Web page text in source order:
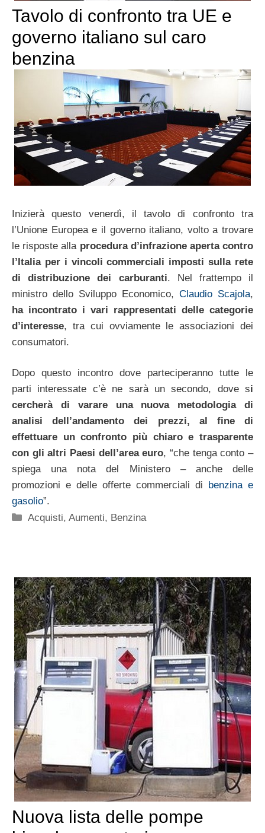
Tavolo di confronto tra UE e
governo italiano sul caro
benzina
Inizierà questo venerdì, il tavolo di confronto tra
l’Unione Europea e il governo italiano, volto a trovare
le risposte alla procedura d’infrazione aperta contro
l’Italia per i vincoli commerciali imposti sulla rete
di distribuzione dei carburanti. Nel frattempo il
ministro dello Sviluppo Economico, Claudio Scajola,
ha incontrato i vari rappresentati delle categorie
d’interesse, tra cui ovviamente le associazioni dei
consumatori.
Dopo questo incontro dove parteciperanno tutte le
parti interessate c’è ne sarà un secondo, dove si
cercherà di varare una nuova metodologia di
analisi dell’andamento dei prezzi, al fine di
effettuare un confronto più chiaro e trasparente
con gli altri Paesi dell’area euro, “che tenga conto –
spiega una nota del Ministero – anche delle
promozioni e delle offerte commerciali di
benzina e
gasolio”.
Categorie
Acquisti,Aumenti, Benzina
Nuova lista delle pompe